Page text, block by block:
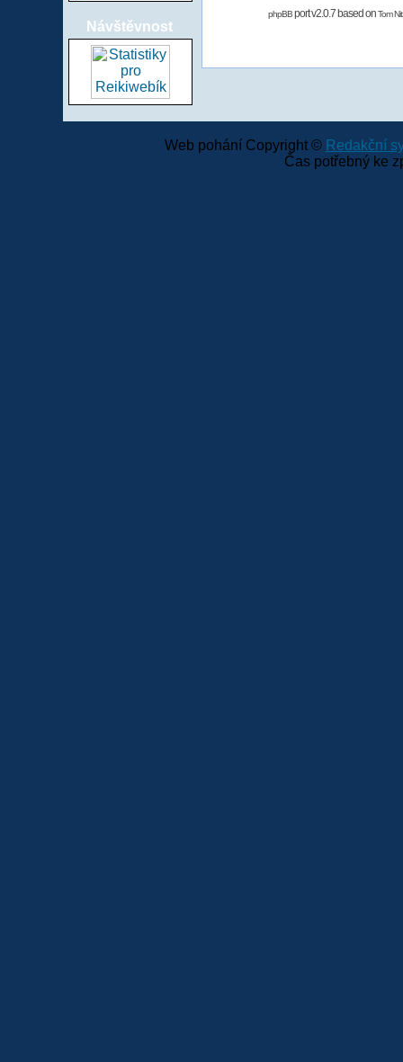
Návštěvnost
phpBBport v2.0.7 based onTom
Web pohání Copyright © Redakční
Čas potřebný ke